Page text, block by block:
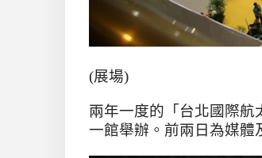
(展場)
兩年一度的「台北國際航
一館舉辦。前兩日為媒體